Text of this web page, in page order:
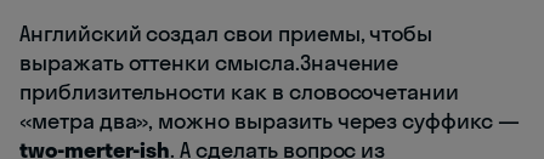
Английский создал свои приемы, чтобы
выражать оттенки смысла.Значение
приблизительности как в словосочетании
«метра два», можно выразить через суффикс —
two-merter-ish. А сделать вопрос из